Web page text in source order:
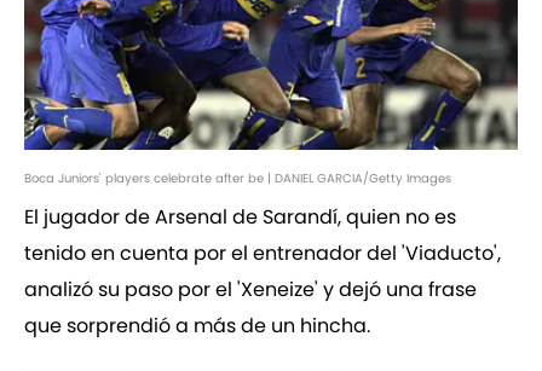
Boca Juniors' players celebrate after be | DANIEL GARCIA/Getty Images
El jugador de Arsenal de Sarandí, quien no es
tenido en cuenta por el entrenador del 'Viaducto',
analizó su paso por el 'Xeneize' y dejó una frase
que sorprendió a más de un hincha.